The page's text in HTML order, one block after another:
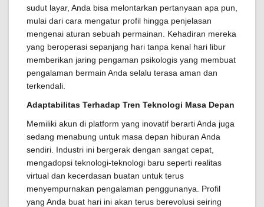
sudut layar, Anda bisa melontarkan pertanyaan apa pun,
mulai dari cara mengatur profil hingga penjelasan
mengenai aturan sebuah permainan. Kehadiran mereka
yang beroperasi sepanjang hari tanpa kenal hari libur
memberikan jaring pengaman psikologis yang membuat
pengalaman bermain Anda selalu terasa aman dan
terkendali.
Adaptabilitas Terhadap Tren Teknologi Masa Depan
Memiliki akun di platform yang inovatif berarti Anda juga
sedang menabung untuk masa depan hiburan Anda
sendiri. Industri ini bergerak dengan sangat cepat,
mengadopsi teknologi-teknologi baru seperti realitas
virtual dan kecerdasan buatan untuk terus
menyempurnakan pengalaman penggunanya. Profil
yang Anda buat hari ini akan terus berevolusi seiring